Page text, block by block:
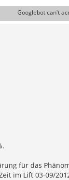
Googlebot can't
für das
im Lift 03-09/